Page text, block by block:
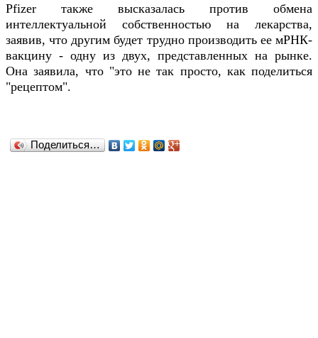
Pfizer также высказалась против обмена
интеллектуальной собственностью на лекарства,
заявив, что другим будет трудно производить ее мРНК-
вакцину - одну из двух, представленных на рынке.
Она заявила, что "это не так просто, как поделиться
"рецептом".
Поделиться…